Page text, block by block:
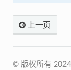
上一页
© 版权所有